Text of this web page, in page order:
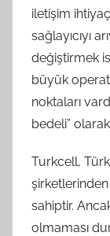
iletişim
sağlayıcıyı
değiştirmek
büyük
noktaları
bedeli”
Turkcell,
sahiptir.
olmaması